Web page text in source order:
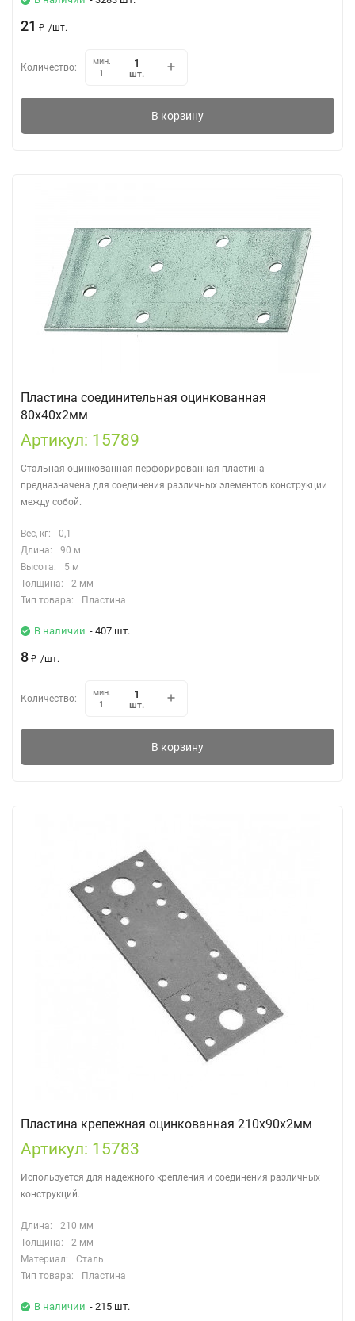
21 ₽ /шт.
Количество:
мин.
1
шт.
В корзину
Пластина соединительная оцинкованная
80х40х2мм
Артикул: 15789
Стальная оцинкованная перфорированная пластина
предназначена для соединения различных элементов конструкции
между собой.
Вес, кг:
0,1
Длина:
90 м
Высота:
5 м
Толщина:
2 мм
Тип товара:
Пластина
В наличии - 407 шт.
8 ₽ /шт.
Количество:
мин.
1
шт.
В корзину
Пластина крепежная оцинкованная 210х90х2мм
Артикул: 15783
Используется для надежного крепления и соединения различных
конструкций.
Длина:
210 мм
Толщина:
2 мм
Материал:
Сталь
Тип товара:
Пластина
В наличии - 215 шт.